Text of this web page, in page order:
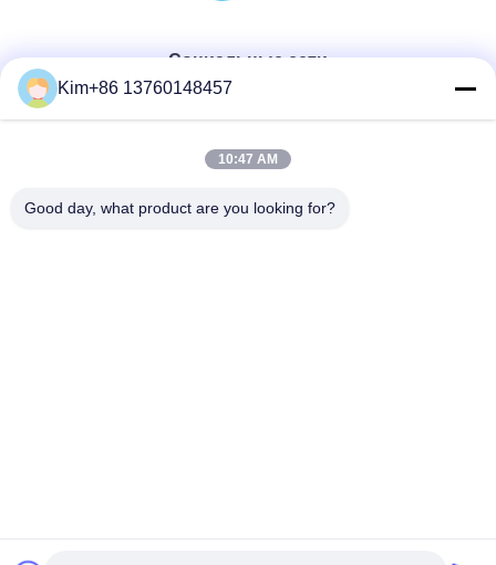
Социальные сети
Быстрый контакт
ТЕЛЕФОН:
Kim+86 13760148457
10:47 AM
Good day, what product are you looking for?